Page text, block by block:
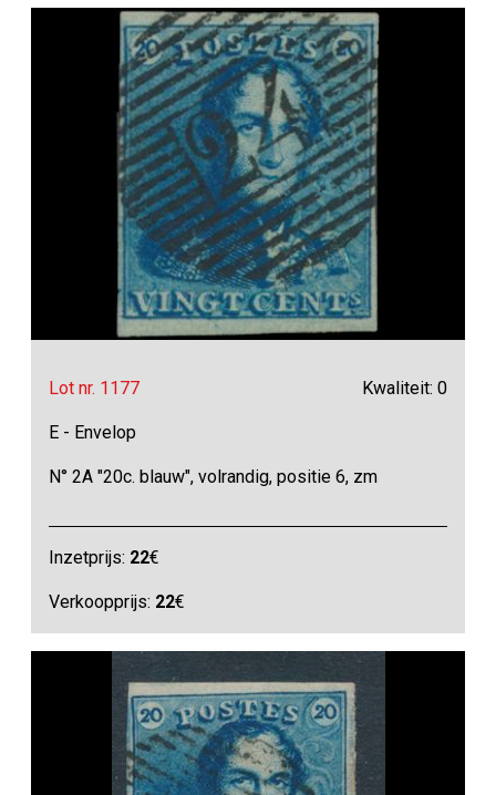
Lot nr. 1177 Kwaliteit: 0
E - Envelop
N° 2A "20c. blauw", volrandig, positie 6, zm
Inzetprijs: 22€
Verkoopprijs: 22€